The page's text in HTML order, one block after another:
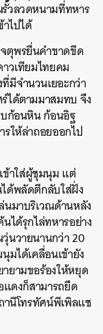
วลวดหนามที่ทหาร
ไปได้
ตุพรยื่นคำขาดขีด
วเทียมไทยคม
มีจำนวนเยอะกว่า
ได้ตามมาสมทบ จึง
ก้อนหิน ก้อนอิฐ
ให้ล่าถอยออกไป
ข้าใส่ผู้ชุมนุม แต่
ด้พลัดตีกลับใส่ฝั่ง
มาบริเวณด้านหลัง
ได้รุกไล่ทหารอย่าง
นวายนานกว่า 20
มได้เคลื่อนเข้ายัง
ยามขอร้องให้หยุด
ดงก็สามารถยึด
นีโทรทัศน์พีเพิลแช
EMAIL